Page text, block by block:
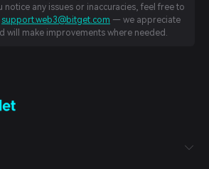
notice any issues or inaccuracies, feel free to
support.web3@bitget.com — we appreciate
will make improvements where needed.